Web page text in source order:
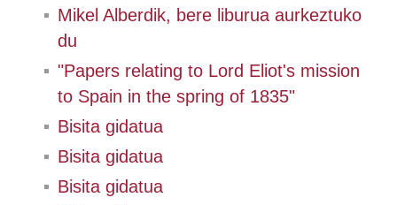
Mikel Alberdik, bere liburua aurkeztuko
du
"Papers relating to Lord Eliot's mission
to Spain in the spring of 1835"
Bisita gidatua
Bisita gidatua
Bisita gidatua